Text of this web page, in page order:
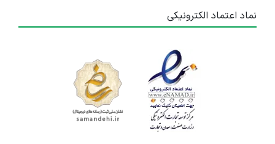
نماد اعتماد الکترونیکی